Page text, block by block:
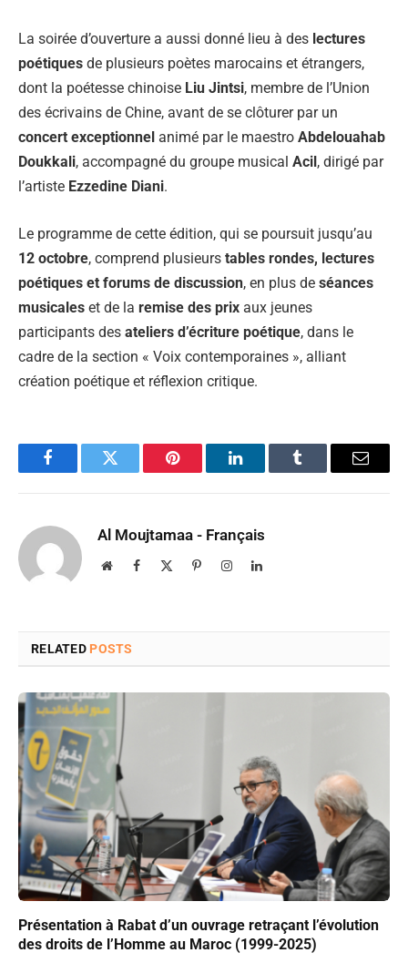
La soirée d’ouverture a aussi donné lieu à des lectures
poétiques de plusieurs poètes marocains et étrangers,
dont la poétesse chinoise Liu Jintsi, membre de l’Union
des écrivains de Chine, avant de se clôturer par un
concert exceptionnel animé par le maestro Abdelouahab
Doukkali, accompagné du groupe musical Acil, dirigé par
l’artiste Ezzedine Diani.
Le programme de cette édition, qui se poursuit jusqu’au
12 octobre, comprend plusieurs tables rondes, lectures
poétiques et forums de discussion, en plus de séances
musicales et de la remise des prix aux jeunes
participants des ateliers d’écriture poétique, dans le
cadre de la section « Voix contemporaines », alliant
création poétique et réflexion critique.
FacebookTwitter Pinterest LinkedInTumblr Email
Al Moujtamaa - Français
WebsiteFacebook PinterestInstagramLinkedIn
RELATED POSTS
Présentation à Rabat d’un ouvrage retraçant l’évolution
des droits de l’Homme au Maroc (1999-2025)